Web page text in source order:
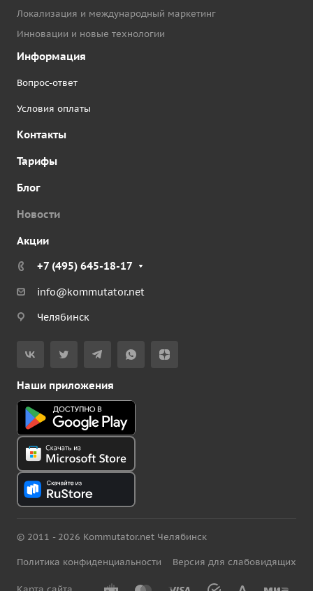
Локализация и международный маркетинг
Инновации и новые технологии
Информация
Вопрос-ответ
Условия оплаты
Контакты
Тарифы
Блог
Новости
Акции
+7 (495) 645-18-17
info@kommutator.net
Челябинск
Наши приложения
© 2011 - 2026 Kommutator.net Челябинск
Политика конфиденциальности Версия для слабовидящих